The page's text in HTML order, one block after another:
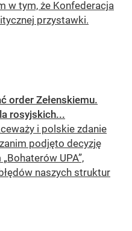
w tym, że Konfederacja
przystawki.
order Zełenskiemu.
rosyjskich...
i polskie zdanie
podjęto decyzję
UPA”,
naszych struktur